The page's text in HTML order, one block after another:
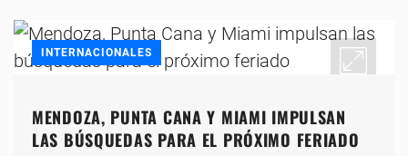
INTERNACIONALES
MENDOZA, PUNTA CANA Y MIAMI IMPULSAN
LAS BÚSQUEDAS PARA EL PRÓXIMO FERIADO